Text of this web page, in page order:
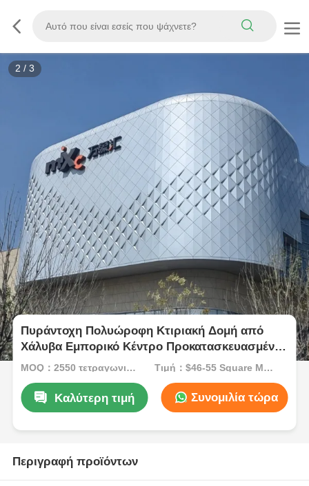
2 / 3
Πυράντοχη Πολυώροφη Κτιριακή Δομή από
Χάλυβα Εμπορικό Κέντρο Προκατασκευασμένη
Κατασκευή ODM
MOQ：2550 τετραγωνικά μέτρα Τιμή：$46-55 Square Meters
Καλύτερη τιμή Συνομιλία τώρα
Περιγραφή προϊόντων